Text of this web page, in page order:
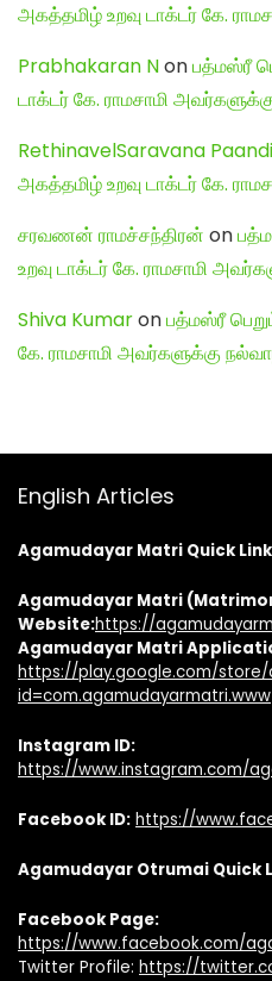
அகத்தமிழ் உறவு டாக்டர் கே.
Prabhakaran Nonபத்மஸ்ரீ
டாக்டர் கே. ராமசாமி
RethinavelSaravana
அகத்தமிழ் உறவு டாக்டர் கே.
சரவணன் ராமச்சந்திரன் on
உறவு டாக்டர் கே. ராமசாமி
Shiva Kumaronபத்மஸ்ரீ
கே. ராமசாமி அவர்களுக்கு
English Articles
Agamudayar Matri Quick
Agamudayar Matri
Website:https://
Agamudayar Matri
https://play.google.com/
id=com.agamudayarmatri.www
Instagram ID:
https://www.instagram.com/
Facebook ID: https://
Agamudayar Otrumai Quick
Facebook Page:
https://www.facebook.com/
Twitter Profile: https://